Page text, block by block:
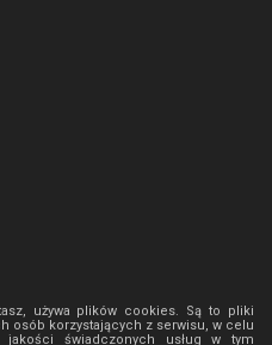
używa plików cookies. Są to pliki
osób korzystających z serwisu, w celu
jakości świadczonych usług w tym